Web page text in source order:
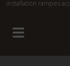
installation rampes
Panneau de